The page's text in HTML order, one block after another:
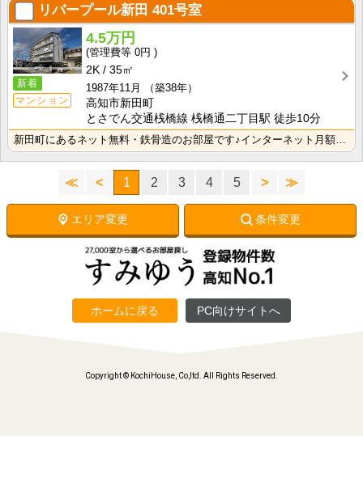
リバープール新田 401号室
新着
マンション
4.5万円
0円
2K
35㎡
1987年11月
（築38年）
高知市新田町
とさでん交通桟橋線 桟橋通二丁目駅 徒歩10分
新田町にあるネット無料・鉄骨造のお部屋です♪インターネット月額接続利用料無料なので生活費の節約になり･･･
≪ < 1 2 3 4 5 > ≫
エリア変更 条件変更
ホームに戻る PC向けサイトへ
Copyright © KochiHouse, Co,ltd. All Rights Reserved.